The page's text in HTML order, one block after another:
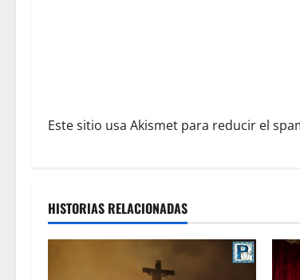
a
s
Este sitio usa Akismet para reducir el
HISTORIAS RELACIONADAS